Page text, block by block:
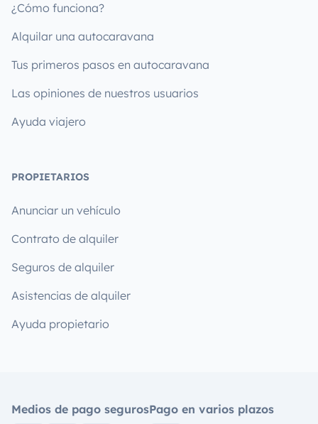
¿Cómo funciona?
Alquilar una autocaravana
Tus primeros pasos en autocaravana
Las opiniones de nuestros usuarios
Ayuda viajero
PROPIETARIOS
Anunciar un vehículo
Contrato de alquiler
Seguros de alquiler
Asistencias de alquiler
Ayuda propietario
Medios de pago segurosPago en varios plazos